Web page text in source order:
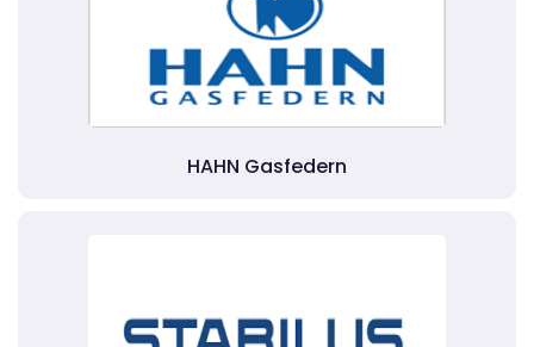
HAHN Gasfedern